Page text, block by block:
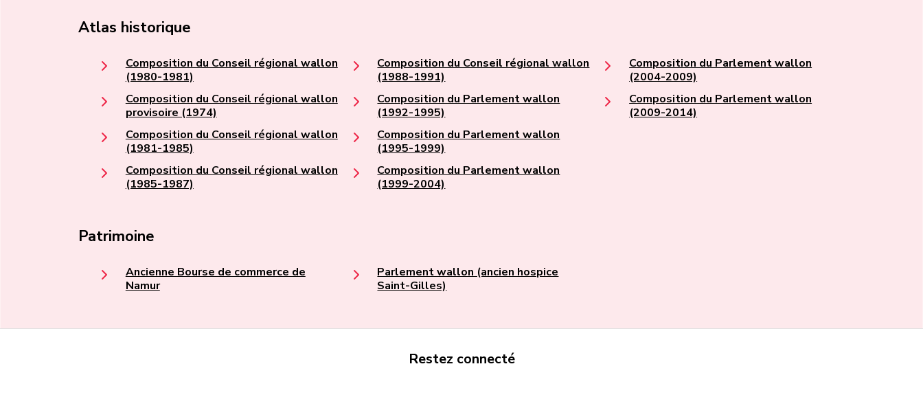
Atlas historique
Composition du Conseil régional wallon
(1980-1981)
Composition du Conseil régional wallon
provisoire (1974)
Composition du Conseil régional wallon
(1981-1985)
Composition du Conseil régional wallon
(1985-1987)
Composition du Conseil régional wallon
(1988-1991)
Composition du Parlement wallon
(1992-1995)
Composition du Parlement wallon
(1995-1999)
Composition du Parlement wallon
(1999-2004)
Composition du Parlement wallon
(2004-2009)
Composition du Parlement wallon
(2009-2014)
Patrimoine
Ancienne Bourse de commerce de
Namur
Parlement wallon (ancien hospice
Saint-Gilles)
Restez connecté